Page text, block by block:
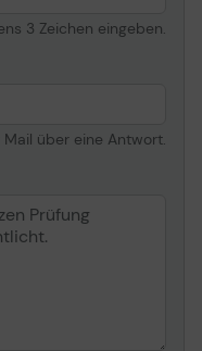
3 Zeichen eingeben.
über eine Antwort.